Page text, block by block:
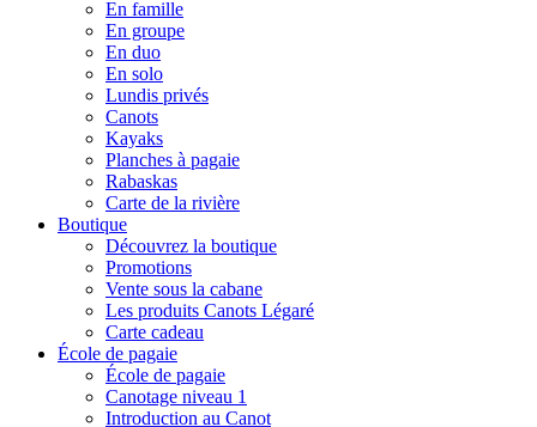
En famille
En groupe
En duo
En solo
Lundis privés
Canots
Kayaks
Planches à pagaie
Rabaskas
Carte de la rivière
Boutique
Découvrez la boutique
Promotions
Vente sous la cabane
Les produits Canots Légaré
Carte cadeau
École de pagaie
École de pagaie
Canotage niveau 1
Introduction au Canot